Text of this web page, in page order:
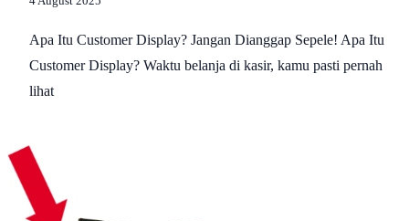
Apa Itu Customer Display? Jangan Dianggap Sepele! Apa Itu
Customer Display? Waktu belanja di kasir, kamu pasti pernah
lihat